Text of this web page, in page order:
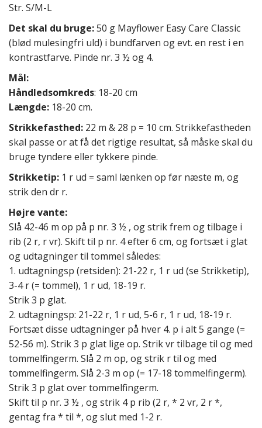
Str. S/M-L
Det skal du bruge:50 g Mayflower Easy Care Classic
(blød mulesingfri uld) i bundfarven og evt. en rest i en
kontrastfarve. Pinde nr. 3 ½ og 4.
Mål:
Håndledsomkreds: 18-20 cm
Længde: 18-20 cm.
Strikkefasthed: 22 m & 28 p = 10 cm. Strikkefastheden
skal passe or at få det rigtige resultat, så måske skal du
bruge tyndere eller tykkere pinde.
Strikketip: 1 r ud = saml lænken op før næste m, og
strik den dr r.
Højre vante:
Slå 42-46 m op på p nr. 3 ½ , og strik frem og tilbage i
rib (2 r, r vr). Skift til p nr. 4 efter 6 cm, og fortsæt i glat
og udtagninger til tommel således:
1. udtagningsp (retsiden): 21-22 r, 1 r ud (se Strikketip),
3-4 r (= tommel), 1 r ud, 18-19 r.
Strik 3 p glat.
2. udtagningsp: 21-22 r, 1 r ud, 5-6 r, 1 r ud, 18-19 r.
Fortsæt disse udtagninger på hver 4. p i alt 5 gange (=
52-56 m). Strik 3 p glat lige op. Strik vr tilbage til og med
tommelfingerm. Slå 2 m op, og strik r til og med
tommelfingerm. Slå 2-3 m op (= 17-18 tommelfingerm).
Strik 3 p glat over tommelfingerm.
Skift til p nr. 3 ½ , og strik 4 p rib (2 r, * 2 vr, 2 r *,
gentag fra * til *, og slut med 1-2 r.